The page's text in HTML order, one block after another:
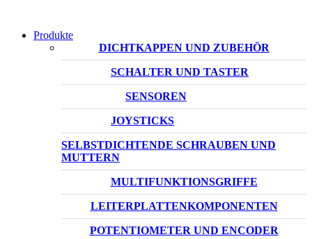
Produkte
DICHTKAPPEN UND ZUBEHÖR
SCHALTER UND TASTER
SENSOREN
JOYSTICKS
SELBSTDICHTENDE SCHRAUBEN UND
MUTTERN
MULTIFUNKTIONSGRIFFE
LEITERPLATTENKOMPONENTEN
POTENTIOMETER UND ENCODER